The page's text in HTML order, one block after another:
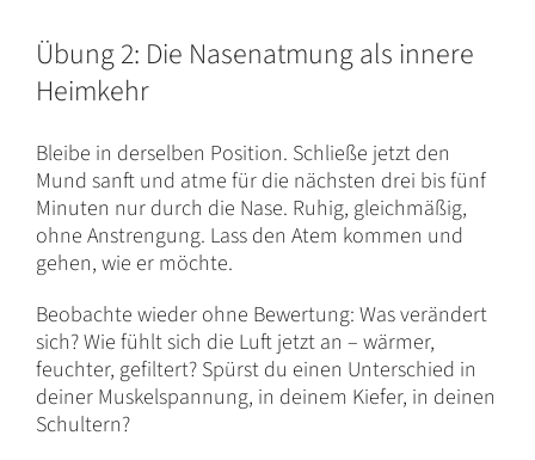
Übung 2: Die Nasenatmung als innere
Heimkehr
Bleibe in derselben Position. Schließe jetzt den
Mund sanft und atme für die nächsten drei bis fünf
Minuten nur durch die Nase. Ruhig, gleichmäßig,
ohne Anstrengung. Lass den Atem kommen und
gehen, wie er möchte.
Beobachte wieder ohne Bewertung: Was verändert
sich? Wie fühlt sich die Luft jetzt an – wärmer,
feuchter, gefiltert? Spürst du einen Unterschied in
deiner Muskelspannung, in deinem Kiefer, in deinen
Schultern?